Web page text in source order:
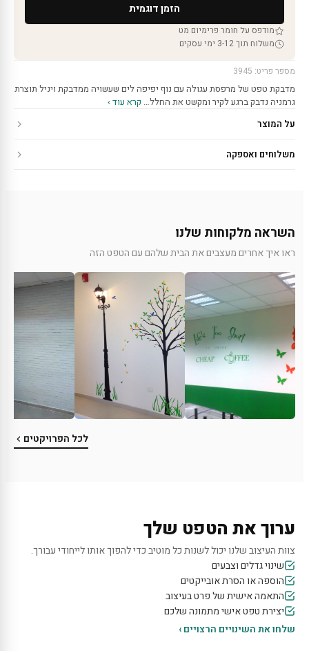
הזמן דוגמית
מודפס על חומר פרימיום מט
משלוח תוך 3-12 ימי עסקים
מספר פריט: 3945
מדבקת טפט של מרפסת עגולה עם נוף יפיפה לים שעשויה ממדבקת ויניל תוצרת
גרמניה נדבק ברגע לקיר ומקשט את החלל… קרא עוד ›
על המוצר
משלוחים ואספקה
השראה מלקוחות שלנו
ראו איך אחרים מעצבים את הבית שלהם עם הטפט הזה
לכל הפרויקטים
ערוך את הטפט שלך
צוות העיצוב שלנו יכול לשנות כל מוטיב כדי להפוך אותו לייחודי עבורך.
שינוי גדלים וצבעים
הוספה או הסרת אובייקטים
התאמה אישית של פרט בעיצוב
יצירת טפט אישי מתמונה שלכם
שלחו את השינויים הרצויים ›